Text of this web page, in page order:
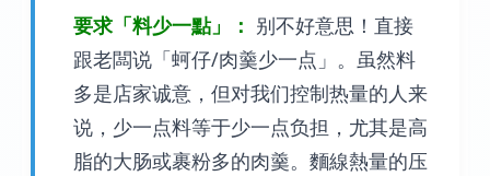
要求「料少一點」： 别不好意思！直接
跟老闆说「蚵仔/肉羹少一点」。虽然料
多是店家诚意，但对我们控制热量的人来
说，少一点料等于少一点负担，尤其是高
脂的大肠或裹粉多的肉羹。麵線熱量的压